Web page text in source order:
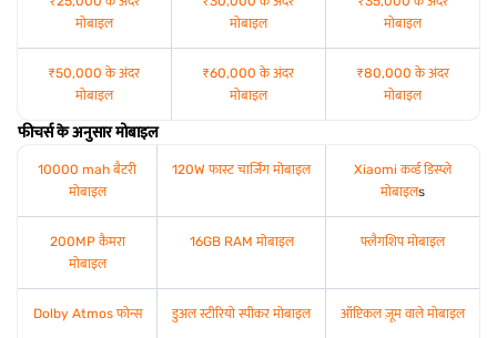
मोबाइल
मोबाइल
मोबाइल
₹50,000 के अंदर
मोबाइल
₹60,000 के अंदर
मोबाइल
₹80,000 के अंदर
मोबाइल
फीचर्स के अनुसार मोबाइल
10000 mah बैटरी
मोबाइल
120W फास्ट चार्जिंग मोबाइल
Xiaomi कर्व्ड डिस्प्ले
मोबाइलs
200MP कैमरा
मोबाइल
16GB RAM मोबाइल फ्लैगशिप मोबाइल
Dolby Atmos फोन्स डुअल स्टीरियो स्पीकर मोबाइल ऑप्टिकल ज़ूम वाले मोबाइल